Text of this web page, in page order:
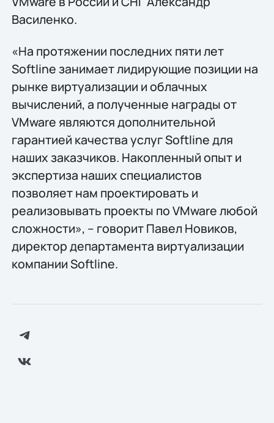
Василенко.
«На протяжении последних пяти лет
Softline занимает лидирующие позиции на
рынке виртуализации и облачных
вычислений, а полученные награды от
VMware являются дополнительной
гарантией качества услуг Softline для
наших заказчиков. Накопленный опыт и
экспертиза наших специалистов
позволяет нам проектировать и
реализовывать проекты по VMware любой
сложности», – говорит Павел Новиков,
директор департамента виртуализации
компании Softline.